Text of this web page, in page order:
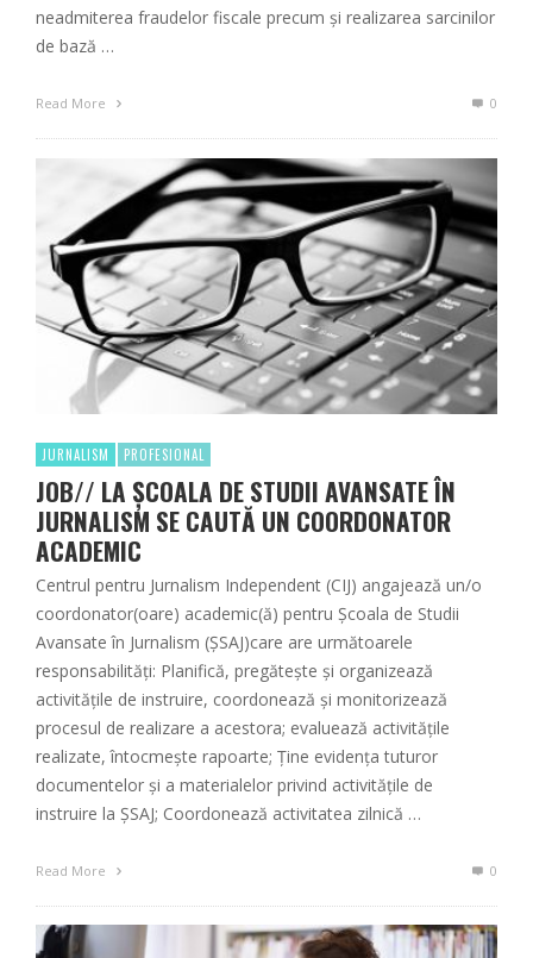
neadmiterea fraudelor fiscale precum şi realizarea sarcinilor
de bază …
Read More 0
JURNALISM PROFESIONAL
JOB// LA ȘCOALA DE STUDII AVANSATE ÎN
JURNALISM SE CAUTĂ UN COORDONATOR
ACADEMIC
Centrul pentru Jurnalism Independent (CIJ) angajează un/o
coordonator(oare) academic(ă) pentru Școala de Studii
Avansate în Jurnalism (ȘSAJ)care are următoarele
responsabilități: Planifică, pregătește și organizează
activitățile de instruire, coordonează și monitorizează
procesul de realizare a acestora; evaluează activitățile
realizate, întocmește rapoarte; Ține evidența tuturor
documentelor și a materialelor privind activitățile de
instruire la ȘSAJ; Coordonează activitatea zilnică …
Read More 0